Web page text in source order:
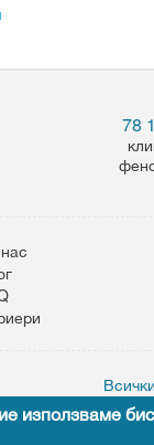
78
използваме